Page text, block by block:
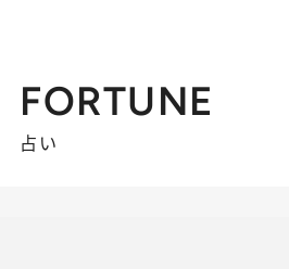
FORTUNE
占い